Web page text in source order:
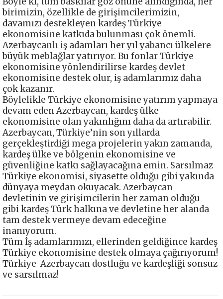
birimizin, özellikle de girişimcilerimizin,
davamızı destekleyen kardeş Türkiye
ekonomisine katkıda bulunması çok önemli.
Azerbaycanlı iş adamları her yıl yabancı ülkelere
büyük meblağlar yatırıyor. Bu fonlar Türkiye
ekonomisine yönlendirilirse kardeş devlet
ekonomisine destek olur, iş adamlarımız daha
çok kazanır.
Böylelikle Türkiye ekonomisine yatırım yapmaya
devam eden Azerbaycan, kardeş ülke
ekonomisine olan yakınlığını daha da artırabilir.
Azerbaycan, Türkiye’nin son yıllarda
gerçekleştirdiği mega projelerin yakın zamanda,
kardeş ülke ve bölgenin ekonomisine ve
güvenliğine katkı sağlayacağına emin. Sarsılmaz
Türkiye ekonomisi, siyasette olduğu gibi yakında
dünyaya meydan okuyacak. Azerbaycan
devletinin ve girişimcilerin her zaman olduğu
gibi kardeş Türk halkına ve devletine her alanda
tam destek vermeye devam edeceğine
inanıyorum.
Tüm İş adamlarımızı, ellerinden geldiğince kardeş
Türkiye ekonomisine destek olmaya çağırıyorum!
Türkiye-Azerbaycan dostluğu ve kardeşliği sonsuz
ve sarsılmaz!